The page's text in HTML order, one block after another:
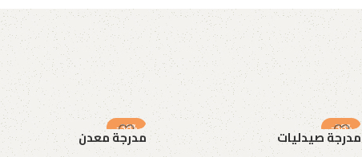
-38%
مدرجة صيدليات
-38%
مدرجة معدن